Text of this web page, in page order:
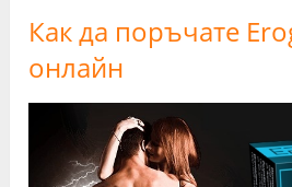
Как да поръчате
онлайн